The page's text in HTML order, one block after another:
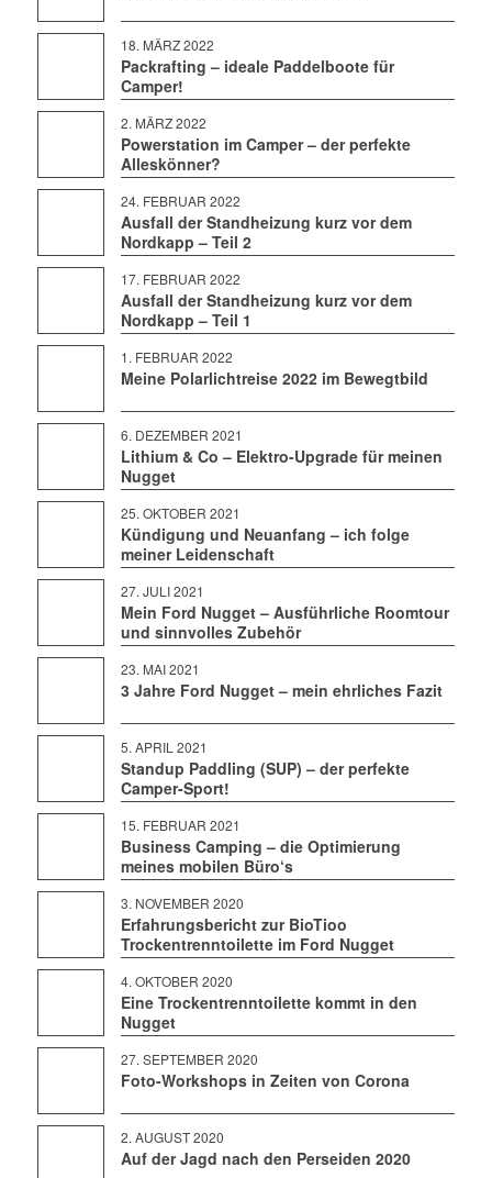
18. MÄRZ 2022
Packrafting – ideale Paddelboote für
Camper!
2. MÄRZ 2022
Powerstation im Camper – der perfekte
Alleskönner?
24. FEBRUAR 2022
Ausfall der Standheizung kurz vor dem
Nordkapp – Teil 2
17. FEBRUAR 2022
Ausfall der Standheizung kurz vor dem
Nordkapp – Teil 1
1. FEBRUAR 2022
Meine Polarlichtreise 2022 im Bewegtbild
6. DEZEMBER 2021
Lithium & Co – Elektro-Upgrade für meinen
Nugget
25. OKTOBER 2021
Kündigung und Neuanfang – ich folge
meiner Leidenschaft
27. JULI 2021
Mein Ford Nugget – Ausführliche Roomtour
und sinnvolles Zubehör
23. MAI 2021
3 Jahre Ford Nugget – mein ehrliches Fazit
5. APRIL 2021
Standup Paddling (SUP) – der perfekte
Camper-Sport!
15. FEBRUAR 2021
Business Camping – die Optimierung
meines mobilen Büro‘s
3. NOVEMBER 2020
Erfahrungsbericht zur BioTioo
Trockentrenntoilette im Ford Nugget
4. OKTOBER 2020
Eine Trockentrenntoilette kommt in den
Nugget
27. SEPTEMBER 2020
Foto-Workshops in Zeiten von Corona
2. AUGUST 2020
Auf der Jagd nach den Perseiden 2020